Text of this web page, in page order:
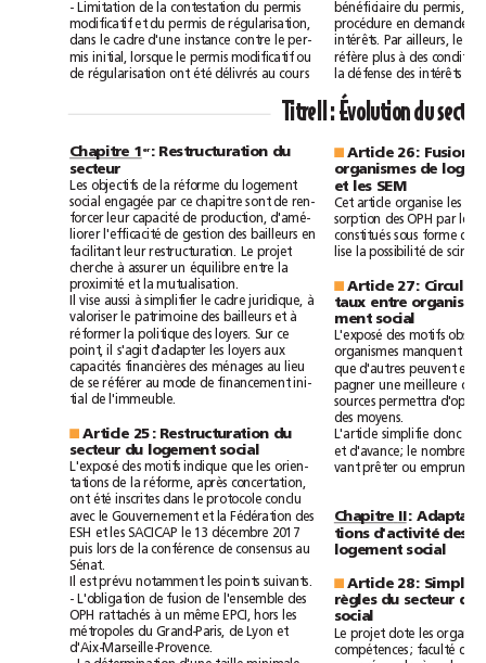
-
Limitation de la contestation du permis
modificatif et du permis de
régularisation,
dans le cadre d'une instance contre le
per-
mis
initial, lorsque le permis modificatif
ou
de
régularisation ont été délivrés au cours
bénéficiaire
du
permis,
procédure
en demande
intérêts.
Par ailleurs, le
réfère
plus à des
la
défense des intérêts
TitreII: Évolution du
Chapitre 1 er: Restructuration
du
secteur
Les objectifs de la réforme du logement
engagée par ce chapitre sont de
ren-
forcer
leur capacité de production,
d'amé-
liorer
l'efficacité de gestion des bailleurs
en
facilitant
leur Le
projet
cherche à assurer un équilibre entre la
proximité et la mutualisation.
vise aussi à simplifier le cadre juridique, à
valoriser le patrimoine des bailleurs et à
réformer la politique des Sur
ce
point,
s'agit d'adapter les loyers
aux
capacités
financières des ménages au
lieu
de
se référer au mode de financement ini-
de l'immeuble.
■ Article 25: Restructuration
du
secteur
du logement social
L'exposé des motifs indique que les
orien-
tations
de la réforme, après
concertation,
ont
été inscrites dans le protocole
conclu
avec le Gouvernement et la Fédération
des
ESH
et les SACICAP le 13 décembre
2017
puis
lors de la conférence de consensus
au
Sénat.
est prévu notamment les points
suivants.
-
L'obligation de fusion de l'ensemble
des
OPH
rattachés à un même EPCI, hors
les
métropoles
du Grand-Paris, de Lyon
et
d'Aix-Marseille-Provence.
Article 26:
organismes
de
et
les SEM
Cet article organise
les
sorption
des OPH par
constitués
sous forme
lise la possibilité de
■ Article
27:
taux
entre
ment
social
L'exposé des motifs
organismes
manquent
que
d'autres peuvent
pagner
une
meilleure
sources
permettra
des
moyens.
L'article
simplifie donc
et
d'avance; le
nombre
vant
prêter ou
Chapitre
:
tions
d'activité des
logement social
Article
28:
règles
du secteur
social
Le projet dote
les
compétences;
faculté